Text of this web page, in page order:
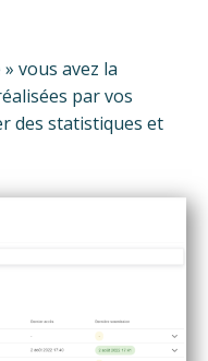
vous avez la
par vos
des statistiques et